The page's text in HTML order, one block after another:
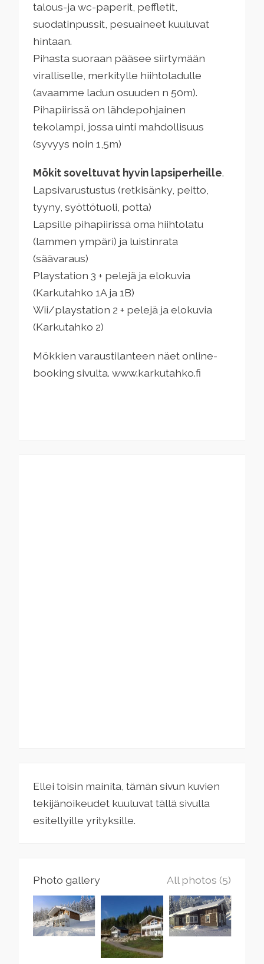
talous-ja wc-paperit, peffletit,
suodatinpussit, pesuaineet kuuluvat
hintaan.
Pihasta suoraan pääsee siirtymään
viralliselle, merkitylle hiihtoladulle
(avaamme ladun osuuden n 50m).
Pihapiirissä on lähdepohjainen
tekolampi, jossa uinti mahdollisuus
(syvyys noin 1,5m)
Mökit soveltuvat hyvin lapsiperheille.
Lapsivarustustus (retkisänky, peitto,
tyyny, syöttötuoli, potta)
Lapsille pihapiirissä oma hiihtolatu
(lammen ympäri) ja luistinrata
(säävaraus)
Playstation 3 + pelejä ja elokuvia
(Karkutahko 1A ja 1B)
Wii/playstation 2 + pelejä ja elokuvia
(Karkutahko 2)
Mökkien varaustilanteen näet online-
booking sivulta. www.karkutahko.fi
Ellei toisin mainita, tämän sivun kuvien
tekijänoikeudet kuuluvat tällä sivulla
esitellyille yrityksille.
Photo gallery All photos (5)